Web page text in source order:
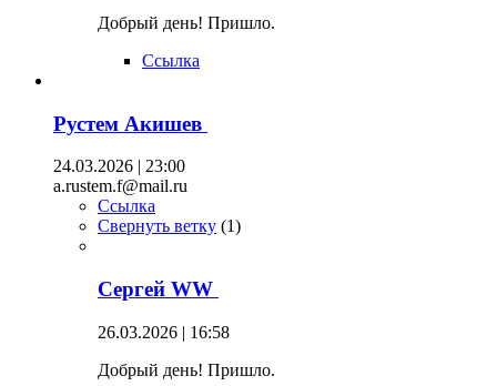
Добрый день! Пришло.
Ссылка
Рустем Акишев
24.03.2026 | 23:00
a.rustem.f@mail.ru
Ссылка
Свернуть ветку (1)
Сергей WW
26.03.2026 | 16:58
Добрый день! Пришло.